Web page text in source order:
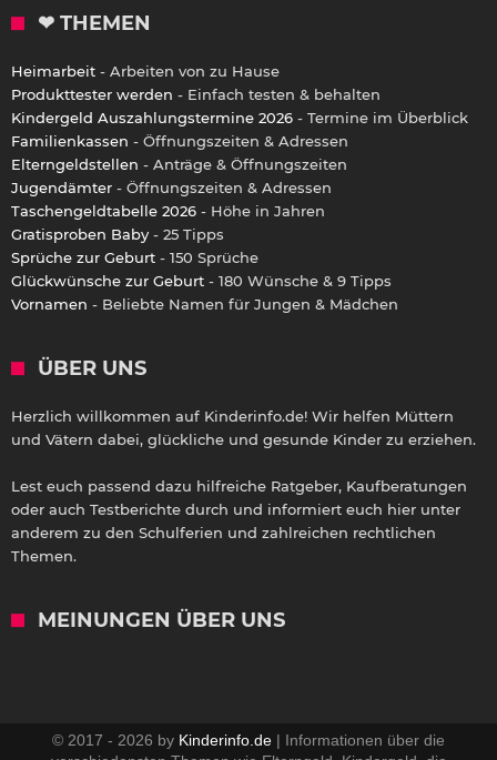
❤ THEMEN
Heimarbeit - Arbeiten von zu Hause
Produkttester werden - Einfach testen & behalten
Kindergeld Auszahlungstermine 2026 - Termine im Überblick
Familienkassen - Öffnungszeiten & Adressen
Elterngeldstellen - Anträge & Öffnungszeiten
Jugendämter - Öffnungszeiten & Adressen
Taschengeldtabelle 2026 - Höhe in Jahren
Gratisproben Baby - 25 Tipps
Sprüche zur Geburt - 150 Sprüche
Glückwünsche zur Geburt - 180 Wünsche & 9 Tipps
Vornamen - Beliebte Namen für Jungen & Mädchen
ÜBER UNS
Herzlich willkommen auf Kinderinfo.de! Wir helfen Müttern
und Vätern dabei, glückliche und gesunde Kinder zu erziehen.
Lest euch passend dazu hilfreiche Ratgeber, Kaufberatungen
oder auch Testberichte durch und informiert euch hier unter
anderem zu den Schulferien und zahlreichen rechtlichen
Themen.
MEINUNGEN ÜBER UNS
© 2017 - 2026 by Kinderinfo.de | Informationen über die